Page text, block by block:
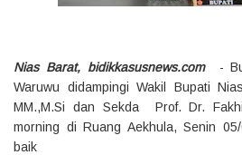
Nias Barat, bidikkasusnews.com
-
Waruwu didampingi Wakil Bupati
MM.,M.Si dan Sekda Prof. Dr.
morning di Ruang Aekhula, Senin
baik